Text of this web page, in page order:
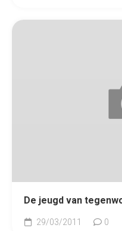
De jeugd van
29/03/2011 0